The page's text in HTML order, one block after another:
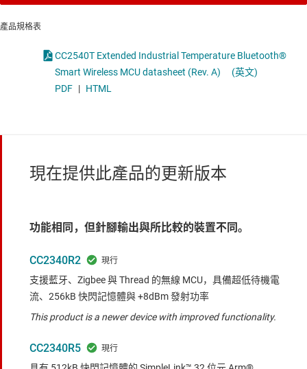
產品規格表
CC2540T Extended Industrial Temperature Bluetooth®
Smart Wireless MCU datasheet (Rev. A)
(英文)
PDF | HTML
現在提供此產品的更新版本
功能相同，但針腳輸出與所比較的裝置不同。
CC2340R2
支援藍牙、Zigbee 與 Thread 的無線 MCU，具備超低待機電
流、256kB 快閃記憶體與 +8dBm 發射功率
This product is a newer device with improved functionality.
CC2340R5